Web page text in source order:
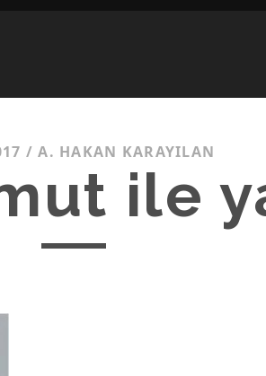
/A. HAKAN KARAYILAN
ile